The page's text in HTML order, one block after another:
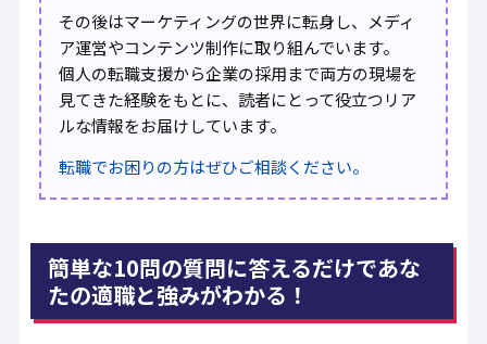
その後はマーケティングの世界に転身し、メディ
ア運営やコンテンツ制作に取り組んでいます。
個人の転職支援から企業の採用まで両方の現場を
見てきた経験をもとに、読者にとって役立つリア
ルな情報をお届けしています。
転職でお困りの方はぜひご相談ください。
簡単な10問の質問に答えるだけであな
たの適職と強みがわかる！